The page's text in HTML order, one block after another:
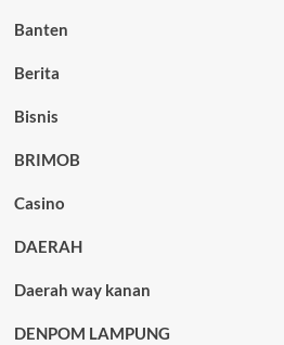
Banten
Berita
Bisnis
BRIMOB
Casino
DAERAH
Daerah way kanan
DENPOM LAMPUNG